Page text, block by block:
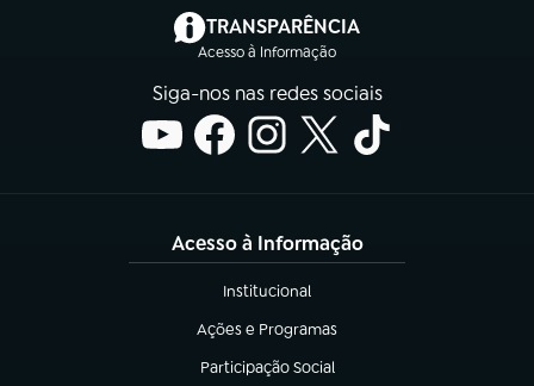
TRANSPARÊNCIA
Acesso à Informação
(abre em nova aba)
Siga-nos nas redes sociais
Acesso à Informação
Institucional
(abre em nova aba)
Ações e Programas
(abre em nova aba)
Participação Social
(abre em nova aba)